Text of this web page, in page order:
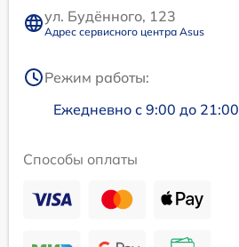
ул. Будённого, 123
Адрес сервисного центра Asus
Режим работы:
Ежедневно с 9:00 до 21:00
Способы оплаты